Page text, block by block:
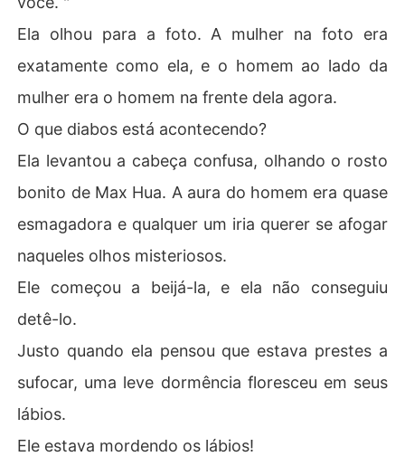
Ela olhou para a foto. A mulher na foto era
exatamente como ela, e o homem ao lado da
mulher era o homem na frente dela agora.
O que diabos está acontecendo?
Ela levantou a cabeça confusa, olhando o rosto
bonito de Max Hua. A aura do homem era quase
esmagadora e qualquer um iria querer se afogar
naqueles olhos misteriosos.
Ele começou a beijá-la, e ela não conseguiu
detê-lo.
Justo quando ela pensou que estava prestes a
sufocar, uma leve dormência floresceu em seus
lábios.
Ele estava mordendo os lábios!